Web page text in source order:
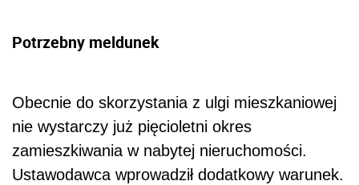
Potrzebny meldunek
Obecnie do skorzystania z ulgi mieszkaniowej
nie wystarczy już pięcioletni okres
zamieszkiwania w nabytej nieruchomości.
Ustawodawca wprowadził dodatkowy warunek.